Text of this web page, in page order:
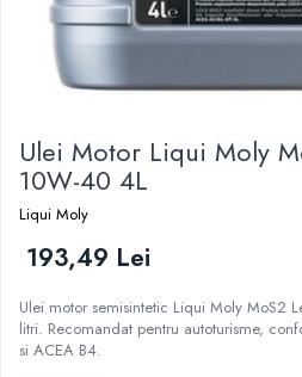
Ulei Motor Liqui Moly
10W-40 4L
Liqui Moly
193,49 Lei
Ulei motor semisintetic Liqui Moly MoS2
litri. Recomandat pentru autoturisme,
si ACEA B4.